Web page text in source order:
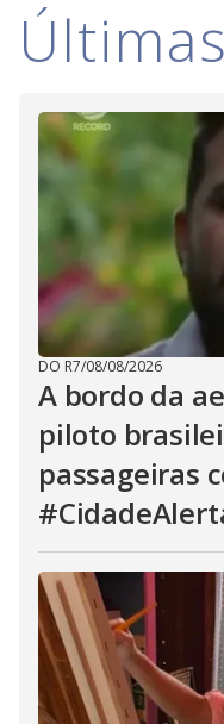
Últimas
DO R7/08/08/2026
A bordo da
piloto
passageiras